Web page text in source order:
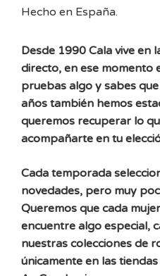
Hecho en España.
Desde 1990 Cala vive en
directo, en ese momento
pruebas algo y sabes
años también hemos
queremos recuperar lo
acompañarte en tu
Cada temporada
novedades, pero muy
Queremos que cada
encuentre algo especial,
nuestras colecciones de
únicamente en las